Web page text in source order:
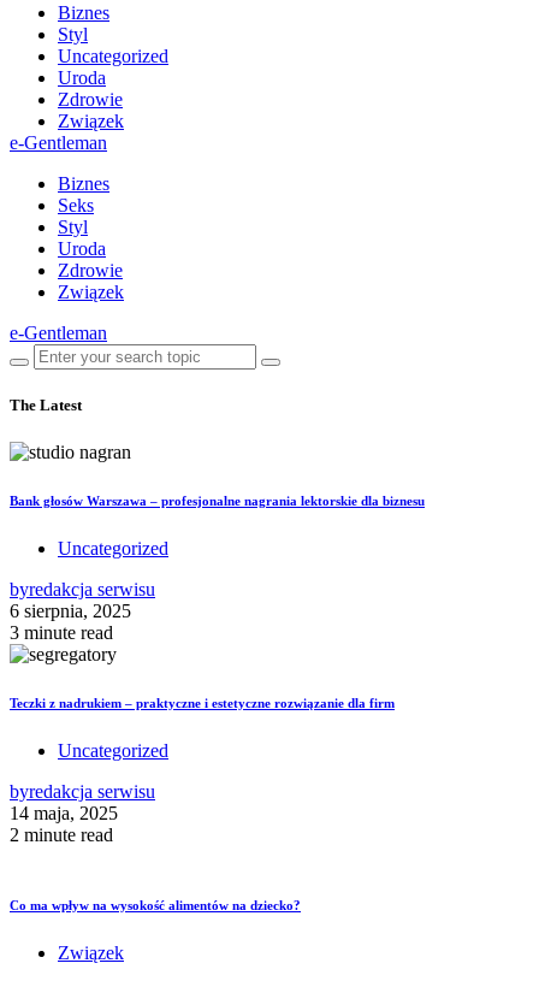
Biznes
Styl
Uncategorized
Uroda
Zdrowie
Związek
e-Gentleman
Biznes
Seks
Styl
Uroda
Zdrowie
Związek
e-Gentleman
The Latest
Bank głosów Warszawa – profesjonalne nagrania lektorskie dla biznesu
Uncategorized
byredakcja serwisu
6 sierpnia, 2025
3 minute read
Teczki z nadrukiem – praktyczne i estetyczne rozwiązanie dla firm
Uncategorized
byredakcja serwisu
14 maja, 2025
2 minute read
Co ma wpływ na wysokość alimentów na dziecko?
Związek